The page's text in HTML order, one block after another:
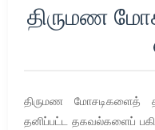
திருமண
திருமண மோசடிகளைத்
தனிப்பட்ட தகவல்களைப்